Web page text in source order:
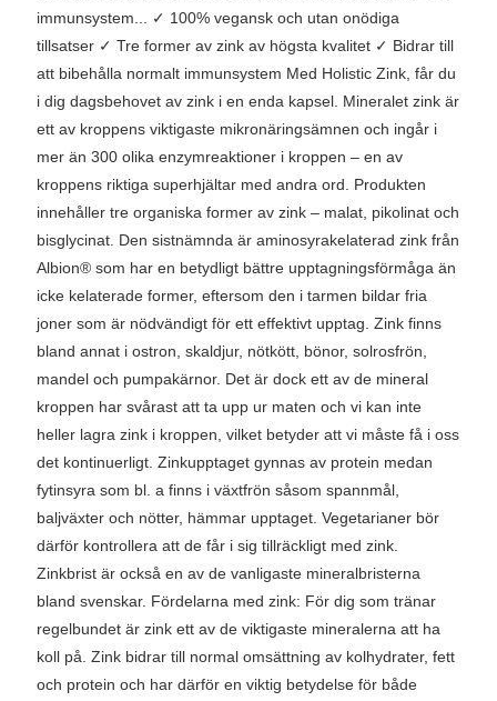
immunsystem... ✓ 100% vegansk och utan onödiga
tillsatser ✓ Tre former av zink av högsta kvalitet ✓ Bidrar till
att bibehålla normalt immunsystem Med Holistic Zink, får du
i dig dagsbehovet av zink i en enda kapsel. Mineralet zink är
ett av kroppens viktigaste mikronäringsämnen och ingår i
mer än 300 olika enzymreaktioner i kroppen – en av
kroppens riktiga superhjältar med andra ord. Produkten
innehåller tre organiska former av zink – malat, pikolinat och
bisglycinat. Den sistnämnda är aminosyrakelaterad zink från
Albion® som har en betydligt bättre upptagningsförmåga än
icke kelaterade former, eftersom den i tarmen bildar fria
joner som är nödvändigt för ett effektivt upptag. Zink finns
bland annat i ostron, skaldjur, nötkött, bönor, solrosfrön,
mandel och pumpakärnor. Det är dock ett av de mineral
kroppen har svårast att ta upp ur maten och vi kan inte
heller lagra zink i kroppen, vilket betyder att vi måste få i oss
det kontinuerligt. Zinkupptaget gynnas av protein medan
fytinsyra som bl. a finns i växtfrön såsom spannmål,
baljväxter och nötter, hämmar upptaget. Vegetarianer bör
därför kontrollera att de får i sig tillräckligt med zink.
Zinkbrist är också en av de vanligaste mineralbristerna
bland svenskar. Fördelarna med zink: För dig som tränar
regelbundet är zink ett av de viktigaste mineralerna att ha
koll på. Zink bidrar till normal omsättning av kolhydrater, fett
och protein och har därför en viktig betydelse för både